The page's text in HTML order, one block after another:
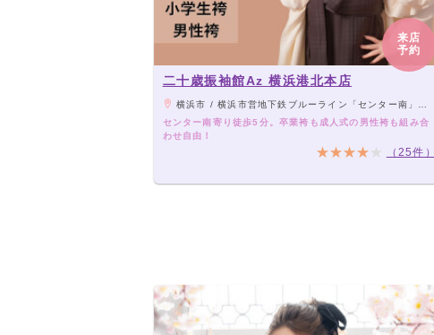
来店
予約
二十歳振袖館Az 横浜港北本店
横浜市 / 横浜市営地下鉄ブルーライン「センター南」駅より徒歩7分
センター南寄り徒歩5分。卒業袴も成人式の男性袴も組み合
わせ自由！
（25件）